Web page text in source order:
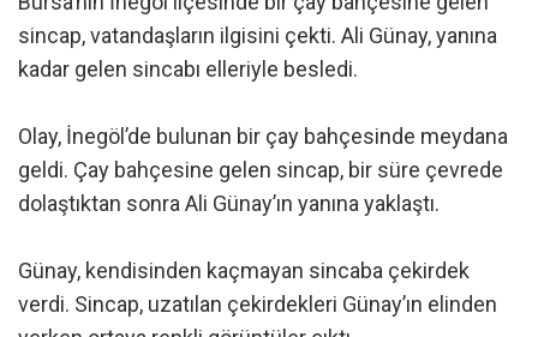
sincap, vatandaşların ilgisini çekti. Ali Günay, yanına
kadar gelen sincabı elleriyle besledi.
Olay, İnegöl’de bulunan bir çay bahçesinde meydana
geldi. Çay bahçesine gelen sincap, bir süre çevrede
dolaştıktan sonra Ali Günay’ın yanına yaklaştı.
Günay, kendisinden kaçmayan sincaba çekirdek
verdi. Sincap, uzatılan çekirdekleri Günay’ın elinden